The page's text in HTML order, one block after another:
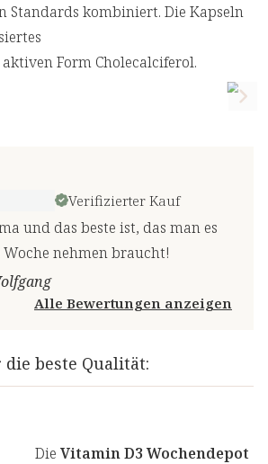
Standards kombiniert. Die Kapseln
Form Cholecalciferol.
Verifizierter Kauf
und das beste ist, das man es
nehmen braucht!
Alle Bewertungen anzeigen
beste Qualität:
Die Vitamin D3 Wochendepot